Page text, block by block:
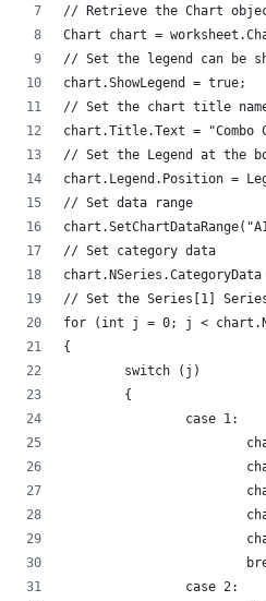
// Retrieve the Chart
Chart chart =
// Set the legend can be
chart.ShowLegend = true;
// Set the chart title
chart.Title.Text = "Combo
// Set the Legend at the
chart.Legend.Position =
// Set data range
// Set category data
// Set the Series[1]
for (int j = 0; j <
	switch (j)
		case 1:
		case 2: